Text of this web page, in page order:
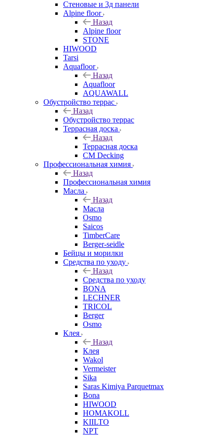
Стеновые и 3д панели
Alpine floor
Назад
Alpine floor
STONE
HIWOOD
Tarsi
Aquafloor
Назад
Aquafloor
AQUAWALL
Обустройство террас
Назад
Обустройство террас
Террасная доска
Назад
Террасная доска
CM Decking
Профессиональная химия
Назад
Профессиональная химия
Масла
Назад
Масла
Osmo
Saicos
TimberCare
Berger-seidle
Бейцы и морилки
Средства по уходу
Назад
Средства по уходу
BONA
LECHNER
TRICOL
Berger
Osmo
Клея
Назад
Клея
Wakol
Vermeister
Sika
Saras Kimiya Parquetmax
Bona
HIWOOD
HOMAKOLL
KIILTO
NPT